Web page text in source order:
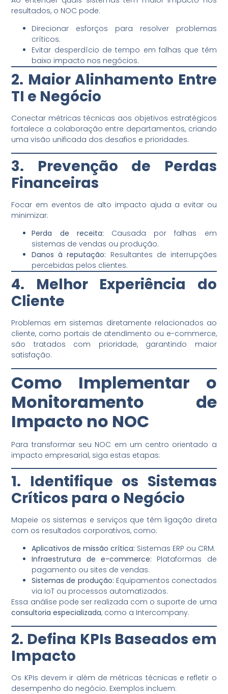
resultados, o NOC pode:
Direcionar esforços para resolver problemas
críticos.
Evitar desperdício de tempo em falhas que têm
baixo impacto nos negócios.
2. Maior Alinhamento Entre
TI e Negócio
Conectar métricas técnicas aos objetivos estratégicos
fortalece a colaboração entre departamentos, criando
uma visão unificada dos desafios e prioridades.
3. Prevenção de Perdas
Financeiras
Focar em eventos de alto impacto ajuda a evitar ou
minimizar:
Perda de receita: Causada por falhas em
sistemas de vendas ou produção.
Danos à reputação: Resultantes de interrupções
percebidas pelos clientes.
4. Melhor Experiência do
Cliente
Problemas em sistemas diretamente relacionados ao
cliente, como portais de atendimento ou e-commerce,
são tratados com prioridade, garantindo maior
satisfação.
Como Implementar o
Monitoramento de
Impacto no NOC
Para transformar seu NOC em um centro orientado a
impacto empresarial, siga estas etapas:
1. Identifique os Sistemas
Críticos para o Negócio
Mapeie os sistemas e serviços que têm ligação direta
com os resultados corporativos, como:
Aplicativos de missão crítica: Sistemas ERP ou CRM.
Infraestrutura de e-commerce: Plataformas de
pagamento ou sites de vendas.
Sistemas de produção: Equipamentos conectados
via IoT ou processos automatizados.
Essa análise pode ser realizada com o suporte de uma
consultoria especializada, como a Intercompany.
2. Defina KPIs Baseados em
Impacto
Os KPIs devem ir além de métricas técnicas e refletir o
desempenho do negócio. Exemplos incluem: